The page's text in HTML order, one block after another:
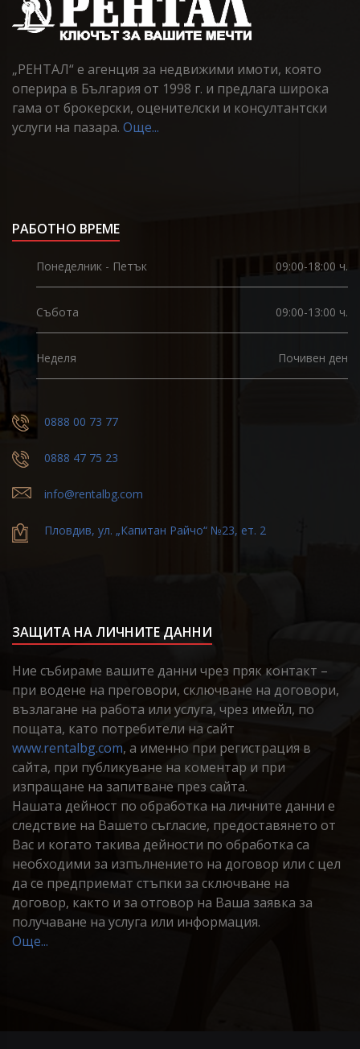
„РЕНТАЛ“ е агенция за недвижими имоти, която
оперира в България от 1998 г. и предлага широка
гама от брокерски, оценителски и консултантски
услуги на пазара. Още...
РАБОТНО ВРЕМЕ
Понеделник - Петък 09:00-18:00 ч.
Събота 09:00-13:00 ч.
Неделя Почивен ден
0888 00 73 77
0888 47 75 23
info@rentalbg.com
Пловдив, ул. „Капитан Райчо“ №23, ет. 2
ЗАЩИТА НА ЛИЧНИТЕ ДАННИ
Ние събираме вашите данни чрез пряк контакт –
при водене на преговори, сключване на договори,
възлагане на работа или услуга, чрез имейл, по
пощата, като потребители на сайт
www.rentalbg.com, а именно при регистрация в
сайта, при публикуване на коментар и при
изпращане на запитване през сайта.
Нашата дейност по обработка на личните данни е
следствие на Вашето съгласие, предоставянето от
Вас и когато такива дейности по обработка са
необходими за изпълнението на договор или с цел
да се предприемат стъпки за сключване на
договор, както и за отговор на Ваша заявка за
получаване на услуга или информация.
Още...